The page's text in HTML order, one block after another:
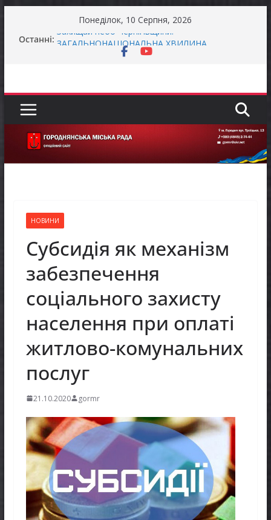
Понеділок, 10 Серпня, 2026
Останні: Захищай небо Чернігівщини!
ЗАГАЛЬНОНАЦІОНАЛЬНА ХВИЛИНА
Як отримати компенсацію за товари, придбані
Уповноважений Верховної Ради України з
прав людини проводить опитування щодо
реалізації права осіб з інвалідністю на працю
НОВИНИ
Субсидія як механізм
забезпечення
соціального захисту
населення при оплаті
житлово-комунальних
послуг
21.10.2020 gormr